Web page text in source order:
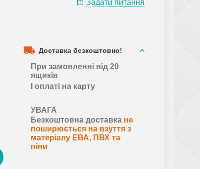
Задати питання
Доставка безкоштовно!
При замовленні від 20
ящиків
І оплаті на карту
УВАГА
Безкоштовна доставка не
поширюється на взуття з
матеріалу ЕВА, ПВХ та
піни